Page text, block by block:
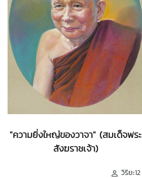
"ความยิ่งใหญ่ของวาจา" (สมเด็จพระ
สังฆราชเจ้า)
วิริยะ12